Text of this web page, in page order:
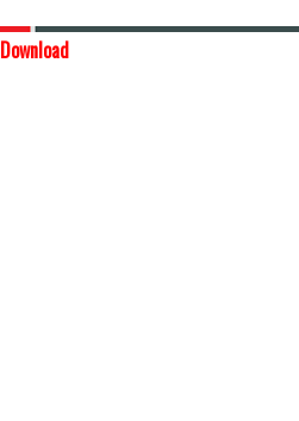
Download